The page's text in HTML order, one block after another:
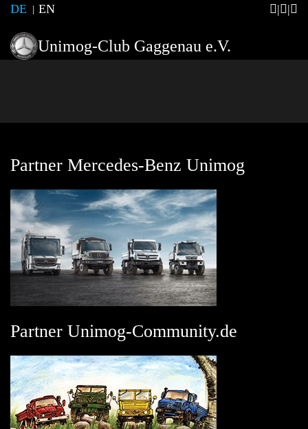
DE EN
Unimog-Club Gaggenau e.V.
Partner Mercedes-Benz Unimog
Partner Unimog-Community.de